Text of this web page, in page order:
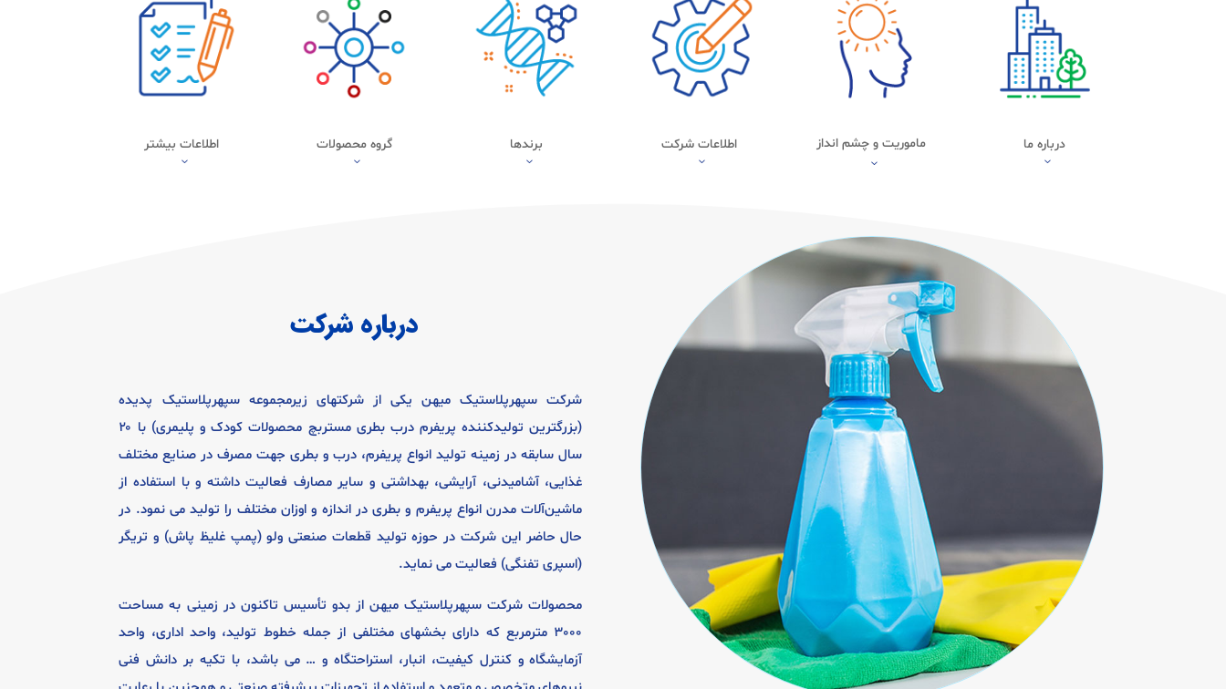
اطلاعات بیشتر
3
گروه محصولات
3
برندها
3
اطلاعات شرکت
3
ماموریت و چشم انداز
3
درباره ما
3
درباره شرکت
شرکت سپهرپلاستیک میهن یکی از شرکتهای زیرمجموعه سپهرپلاستیک پدیده
(بزرگترین تولیدکننده پریفرم درب بطری مستربچ محصولات کودک و پلیمری) با ۲۰
سال سابقه در زمینه تولید انواع پریفرم، درب و بطری جهت مصرف در صنایع مختلف
غذایی، آشامیدنی، آرایشی، بهداشتی و سایر مصارف فعالیت داشته و با استفاده از
ماشین‌آلات مدرن انواع پریفرم و بطری در اندازه و اوزان مختلف را تولید می نمود. در
حال حاضر این شرکت در حوزه تولید قطعات صنعتی ولو (پمپ غلیظ پاش) و تریگر
(اسپری تفنگی) فعالیت می نماید.
محصولات شرکت سپهرپلاستیک میهن از بدو تأسیس تاکنون در زمینی به مساحت
3000 مترمربع که دارای بخشهای مختلفی از جمله خطوط تولید، واحد اداری، واحد
آزمایشگاه و کنترل کیفیت، انبار، استراحتگاه و … می باشد، با تکیه بر دانش فنی